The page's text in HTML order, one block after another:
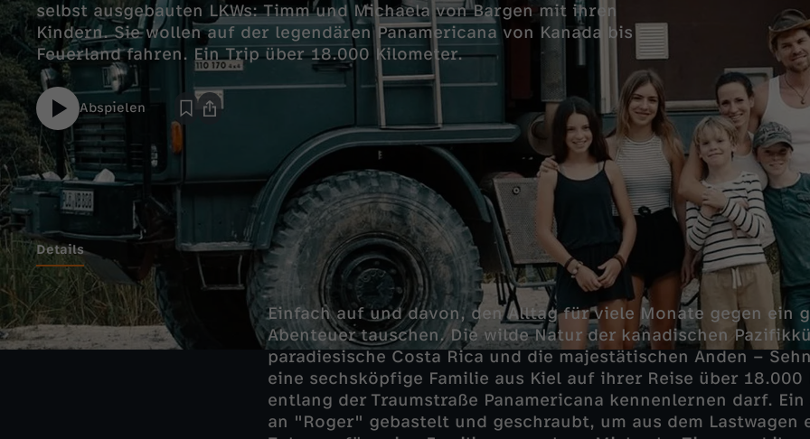
selbst ausgebauten LKWs: Timm und Michaela von Bargen mit ihren
Kindern. Sie wollen auf der legendären Panamericana von Kanada bis
Feuerland fahren. Ein Trip über 18.000 Kilometer.
Abspielen
Details
Einfach auf und davon, den Alltag für viele Monate gegen ein
Abenteuer tauschen. Die wilde Natur der kanadischen
paradiesische Costa Rica und die majestätischen Anden –
eine sechsköpfige Familie aus Kiel auf ihrer Reise über 18.000
entlang der Traumstraße Panamericana kennenlernen darf.
an "Roger" gebastelt und geschraubt, um aus dem Lastwagen